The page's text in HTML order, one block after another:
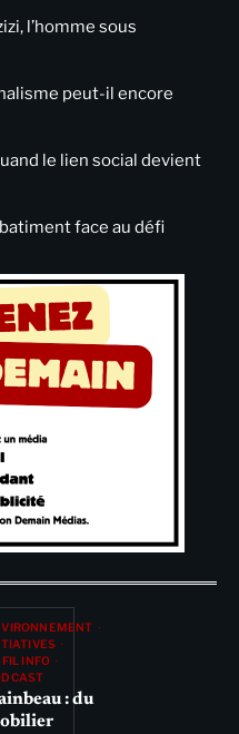
l’homme sous
peut-il encore
le lien social devient
face au défi
FIL INFO
: du